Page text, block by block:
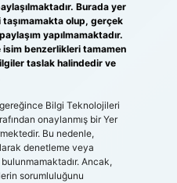
Burada yer
olup, gerçek
yapılmamaktadır.
benzerlikleri tamamen
taslak halindedir ve
Bilgi Teknolojileri
onaylanmış bir Yer
Bu nedenle,
denetleme veya
Ancak,
sorumluluğunu